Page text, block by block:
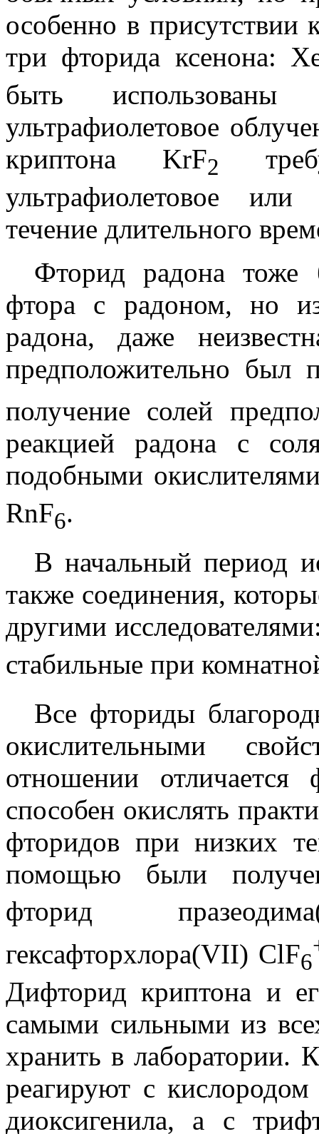
особенно в присутствии
три фторида ксенона:
быть использованы
ультрафиолетовое
криптона KrF2
ультрафиолетовое
течение длительного
Фторид радона тоже
фтора с радоном, но
радона, даже
предположительно был
получение солей
реакцией радона с
подобными
RnF6.
В начальный период
также соединения,
другими
стабильные при
Все фториды
окислительными
отношении отличается
способен окислять
фторидов при низких
помощью были
фторид
гексафторхлора(VII) ClF6
Дифторид криптона и
самыми сильными из
хранить в лаборатории.
реагируют с кислородом
диоксигенила, а с